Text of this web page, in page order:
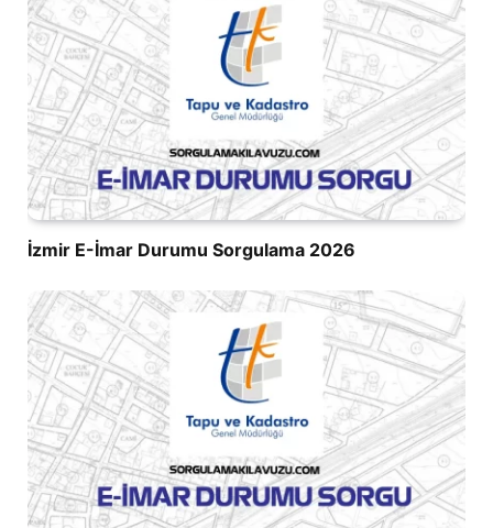
İzmir E-İmar Durumu Sorgulama 2026